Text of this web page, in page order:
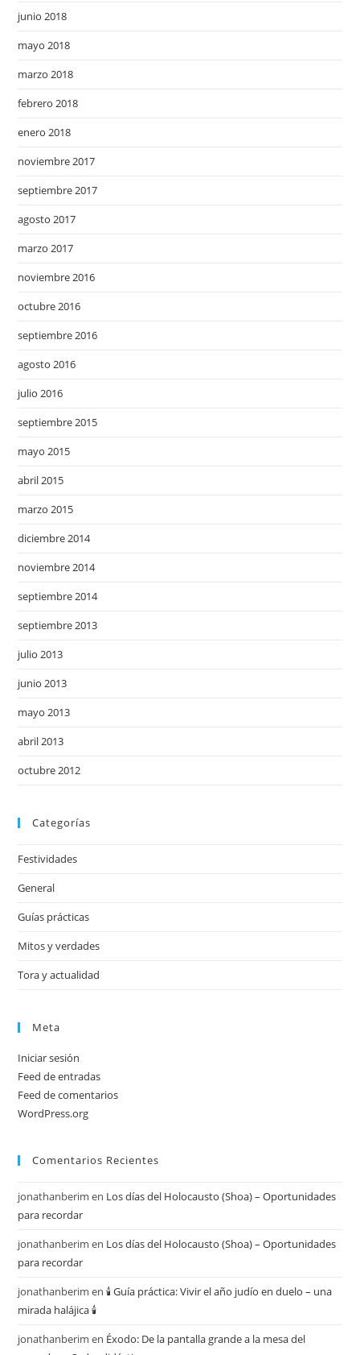
junio 2018
mayo 2018
marzo 2018
febrero 2018
enero 2018
noviembre 2017
septiembre 2017
agosto 2017
marzo 2017
noviembre 2016
octubre 2016
septiembre 2016
agosto 2016
julio 2016
septiembre 2015
mayo 2015
abril 2015
marzo 2015
diciembre 2014
noviembre 2014
septiembre 2014
septiembre 2013
julio 2013
junio 2013
mayo 2013
abril 2013
octubre 2012
Categorías
Festividades
General
Guías prácticas
Mitos y verdades
Tora y actualidad
Meta
Iniciar sesión
Feed de entradas
Feed de comentarios
WordPress.org
Comentarios Recientes
jonathanberim en Los días del Holocausto (Shoa) – Oportunidades
para recordar
jonathanberim en Los días del Holocausto (Shoa) – Oportunidades
para recordar
jonathanberim en🕯️ Guía práctica: Vivir el año judío en duelo – una
mirada halájica 🕯️
jonathanberim en Éxodo: De la pantalla grande a la mesa del